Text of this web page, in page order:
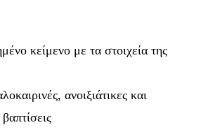
κείμενο με τα στοιχεία της
ανοιξιάτικες και